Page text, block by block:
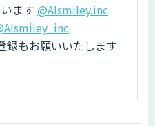
ます @AIsmiley.inc
録もお願いいたします